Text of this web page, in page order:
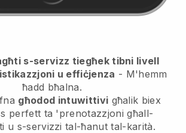
s-servizz tiegħek tibni livell
u effiċjenza - M'hemm
ħadd bħalna.
għodod intuwittivi għalik biex
perfett ta 'prenotazzjoni għall-
u s-servizzi tal-ħanut tal-karità.